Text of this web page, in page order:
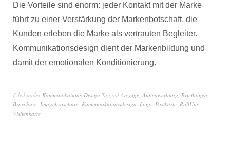
Die Vorteile sind enorm: jeder Kontakt mit der Marke
führt zu einer Verstärkung der Markenbotschaft, die
Kunden erleben die Marke als vertrauten Begleiter.
Kommunikationsdesign dient der Markenbildung und
damit der emotionalen Konditionierung.
Filed underKommunikations-Design Tagged Anzeige, Außenwerbung, Briefbogen,
Broschüre, Imagebroschüre, Kommunikationsdesign, Logo, Postkarte, RollUps,
Visitenkarte